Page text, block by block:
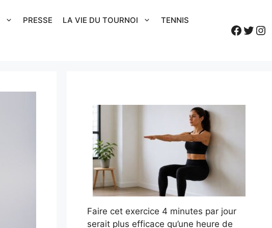
PRESSE LA VIE DU TOURNOI TENNIS
Faire cet exercice 4 minutes par jour
serait plus efficace qu’une heure de